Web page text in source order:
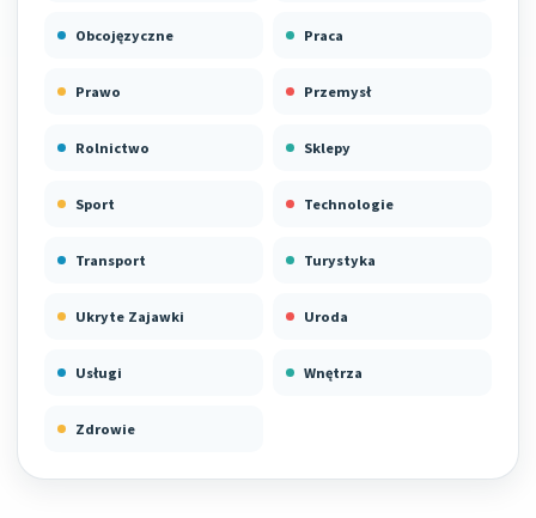
Obcojęzyczne Praca
Prawo Przemysł
Rolnictwo Sklepy
Sport Technologie
Transport Turystyka
Ukryte Zajawki Uroda
Usługi Wnętrza
Zdrowie